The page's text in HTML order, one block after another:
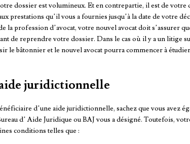
dossier est volumineux. Et en contrepartie, il est de
prestations qu’il vous a fournies jusqu’à la date de votre
la profession d’avocat, votre nouvel avocat doit s’assurer
de reprendre votre dossier. Dans le cas où il y a un litige
le bâtonnier et le nouvel avocat pourra commencer à
juridictionnelle
d’une aide juridictionnelle, sachez que vous avez
d’ Aide Juridique ou BAJ vous a désigné. Toutefois,
conditions telles que :